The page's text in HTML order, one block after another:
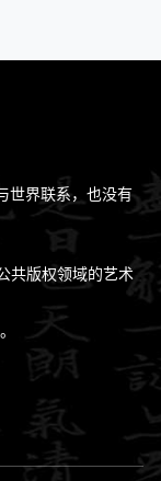
世界联系，也没有
共版权领域的艺术